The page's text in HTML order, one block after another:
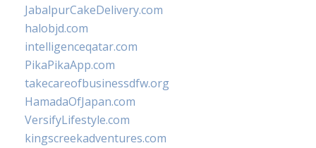
JabalpurCakeDelivery.com
halobjd.com
intelligenceqatar.com
PikaPikaApp.com
takecareofbusinessdfw.org
HamadaOfJapan.com
VersifyLifestyle.com
kingscreekadventures.com